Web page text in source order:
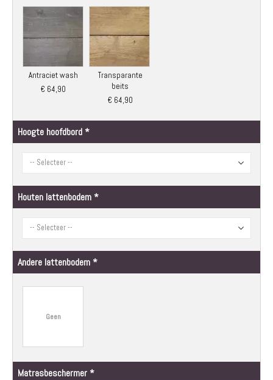
Antraciet wash
€ 64,90
Transparante
beits
€ 64,90
Hoogte hoofdbord
Houten lattenbodem
Andere lattenbodem
Geen
Matrasbeschermer